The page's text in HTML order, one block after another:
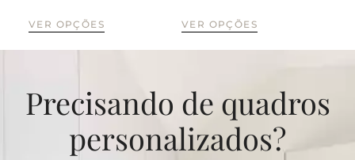
VER OPÇÕES VER OPÇÕES
Precisando de quadros
personalizados?